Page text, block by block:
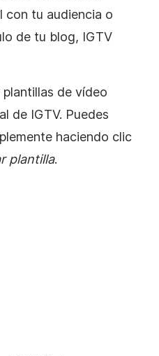
con tu audiencia o
de tu blog, IGTV
plantillas de vídeo
de IGTV. Puedes
haciendo clic
plantilla.